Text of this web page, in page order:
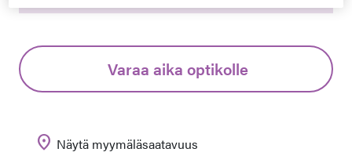
Varaa aika optikolle
location_on Näytä myymäläsaatavuus